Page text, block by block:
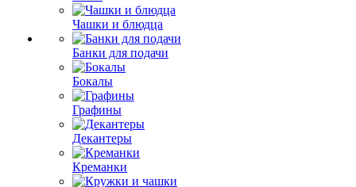
Чашки и блюдца
Банки для подачи
Бокалы
Графины
Декантеры
Креманки